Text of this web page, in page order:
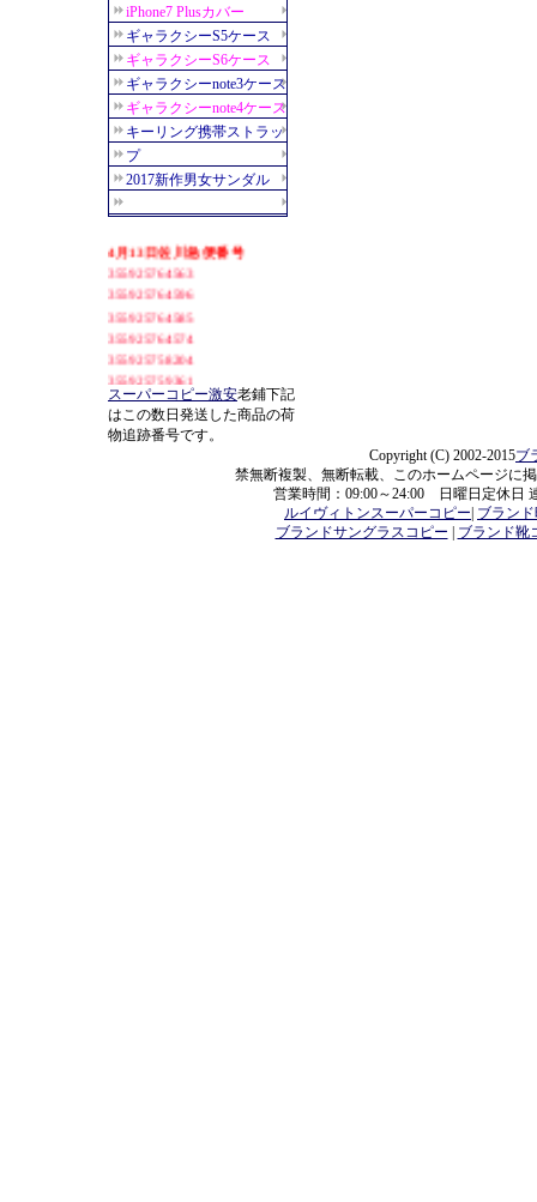
スーパーコピー激安老鋪下記
はこの数日発送した商品の荷
物追跡番号です。
Copyright (C) 2002-2015ブ
禁無断複製、無断転載、このホームページに
営業時間：09:00～24:00 日曜日定休日
ルイヴィトンスーパーコピー ブラン
ブランドサングラスコピー
ブランド靴